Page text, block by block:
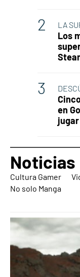
LA
Los
en
Noticias
Cultura Gamer
No solo Manga